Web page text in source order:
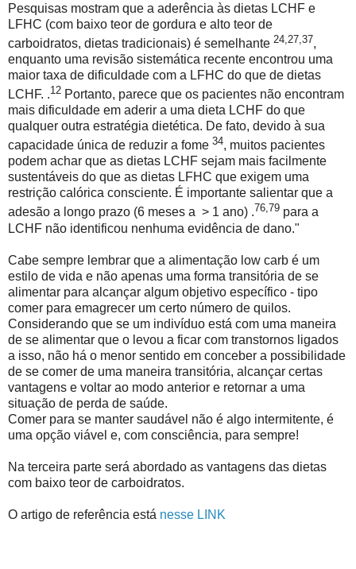
Pesquisas mostram que a aderência às dietas LCHF e
LFHC (com baixo teor de gordura e alto teor de
carboidratos, dietas tradicionais) é semelhante 24,27,37,
enquanto uma revisão sistemática recente encontrou uma
maior taxa de dificuldade com a LFHC do que de dietas
LCHF. .12 Portanto, parece que os pacientes não encontram
mais dificuldade em aderir a uma dieta LCHF do que
qualquer outra estratégia dietética. De fato, devido à sua
capacidade única de reduzir a fome 34, muitos pacientes
podem achar que as dietas LCHF sejam mais facilmente
sustentáveis ​​do que as dietas LFHC que exigem uma
restrição calórica consciente. É importante salientar que a
adesão a longo prazo (6 meses a > 1 ano) .76,79 para a
LCHF não identificou nenhuma evidência de dano."
Cabe sempre lembrar que a alimentação low carb é um
estilo de vida e não apenas uma forma transitória de se
alimentar para alcançar algum objetivo específico - tipo
comer para emagrecer um certo número de quilos.
Considerando que se um indivíduo está com uma maneira
de se alimentar que o levou a ficar com transtornos ligados
a isso, não há o menor sentido em conceber a possibilidade
de se comer de uma maneira transitória, alcançar certas
vantagens e voltar ao modo anterior e retornar a uma
situação de perda de saúde.
Comer para se manter saudável não é algo intermitente, é
uma opção viável e, com consciência, para sempre!
Na terceira parte será abordado as vantagens das dietas
com baixo teor de carboidratos.
O artigo de referência está nesse LINK